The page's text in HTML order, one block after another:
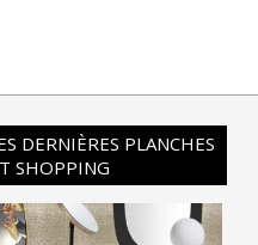
DERNIÈRES PLANCHES
SHOPPING